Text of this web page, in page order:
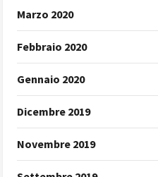
Marzo 2020
Febbraio 2020
Gennaio 2020
Dicembre 2019
Novembre 2019